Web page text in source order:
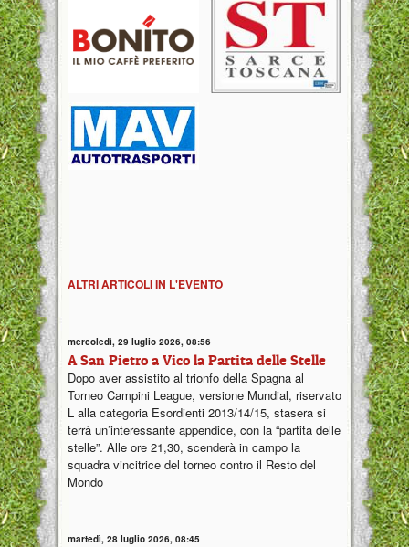
ALTRI ARTICOLI IN L'EVENTO
mercoledì, 29 luglio 2026, 08:56
A San Pietro a Vico la Partita delle Stelle
Dopo aver assistito al trionfo della Spagna al
Torneo Campini League, versione Mundial, riservato
L alla categoria Esordienti 2013/14/15, stasera si
terrà un’interessante appendice, con la “partita delle
stelle”. Alle ore 21,30, scenderà in campo la
squadra vincitrice del torneo contro il Resto del
Mondo
martedì, 28 luglio 2026, 08:45